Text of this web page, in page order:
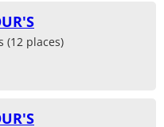
(12 places)